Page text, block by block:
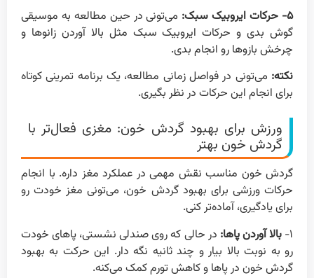
۵- حرکات ایروبیک سبک:
می‌تونی در حین مطالعه به موسیقی
گوش بدی و حرکات ایروبیک سبک مثل بالا آوردن زانوها و
چرخش بازوها رو انجام بدی.
نکته: می‌تونی در فواصل زمانی مطالعه، یک برنامه تمرینی کوتاه
برای انجام این حرکات در نظر بگیری.
ورزش برای بهبود گردش خون: مغزی فعال‌تر با
گردش خون بهتر
گردش خون مناسب نقش مهمی در عملکرد مغز داره. با انجام
حرکات ورزشی برای بهبود گردش خون، می‌تونی مغز خودت رو
برای یادگیری، آماده‌تر کنی.
۱- بالا آوردن پاها: در حالی که روی صندلی نشستی، پاهای خودت
رو به نوبت بالا بیار و چند ثانیه نگه دار. این حرکت به بهبود
گردش خون در پاها و کاهش تورم کمک می‌کنه.